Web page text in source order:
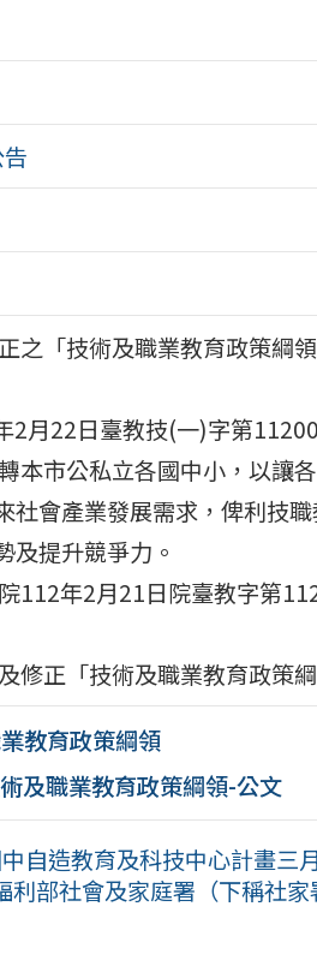
之「技術及職業教育政策綱
2月22日臺教技(一)字第
本市公私立各國中小，以讓
社會產業發展需求，俾利技
及提升競爭力。
112年2月21日院臺教字第
修正「技術及職業教育政策
教育政策綱領
及職業教育政策綱領-公文
自造教育及科技中心計畫三
利部社會及家庭署（下稱社